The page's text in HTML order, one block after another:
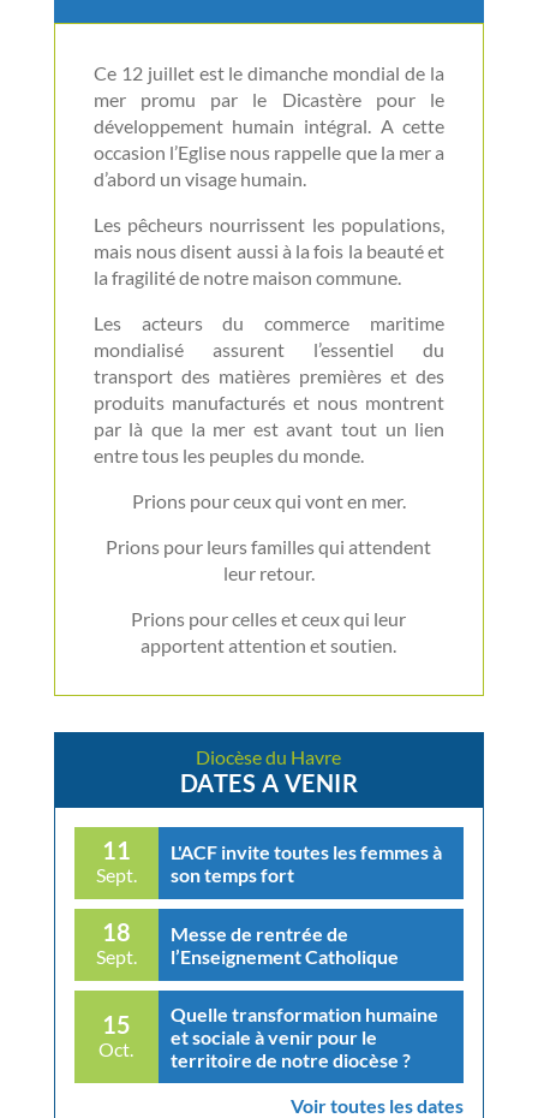
Ce 12 juillet est le dimanche mondial de la
mer promu par le Dicastère pour le
développement humain intégral. A cette
occasion l’Eglise nous rappelle que la mer a
d’abord un visage humain.
Les pêcheurs nourrissent les populations,
mais nous disent aussi à la fois la beauté et
la fragilité de notre maison commune.
Les acteurs du commerce maritime
mondialisé assurent l’essentiel du
transport des matières premières et des
produits manufacturés et nous montrent
par là que la mer est avant tout un lien
entre tous les peuples du monde.
Prions pour ceux qui vont en mer.
Prions pour leurs familles qui attendent
leur retour.
Prions pour celles et ceux qui leur
apportent attention et soutien.
Diocèse du Havre
DATES A VENIR
11
Sept.
L'ACF invite toutes les femmes à
son temps fort
18
Sept.
Messe de rentrée de
l’Enseignement Catholique
15
Oct.
Quelle transformation humaine
et sociale à venir pour le
territoire de notre diocèse ?
Voir toutes les dates